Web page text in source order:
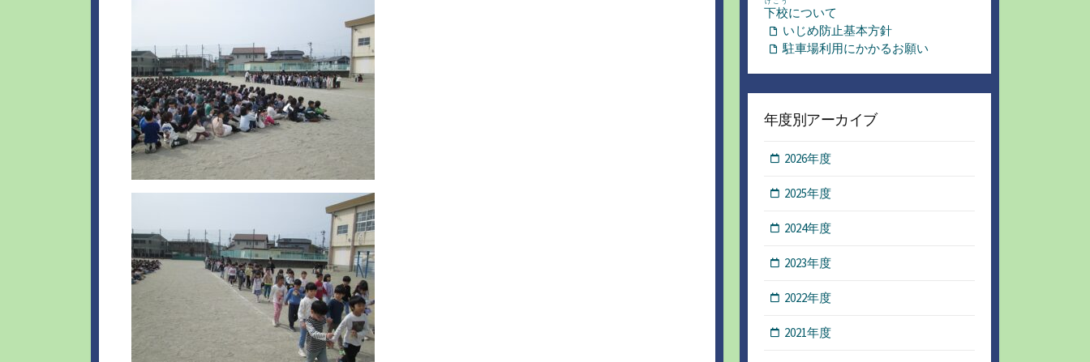
下校について
いじめ防止基本方針
駐車場利用にかかるお願い
年度別アーカイブ
2026年度
2025年度
2024年度
2023年度
2022年度
2021年度